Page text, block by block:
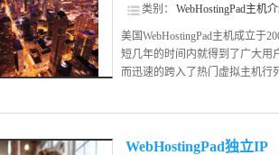
类别：
WebHostingPad主机
WebHostingPad独立IP
美国WebHostingPad主机成立于
短几年的时间内就得到了广大用
而迅速的跨入了热门虚拟主机行
WebHostingPad独立IP